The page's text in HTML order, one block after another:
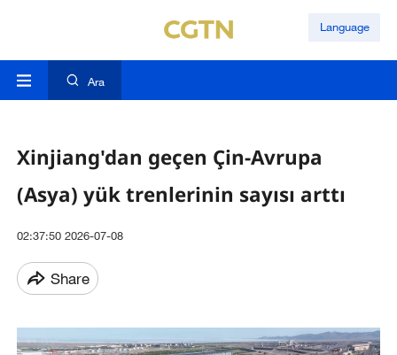
Language
Ara
Xinjiang'dan geçen Çin-Avrupa
(Asya) yük trenlerinin sayısı arttı
02:37:50 2026-07-08
Share